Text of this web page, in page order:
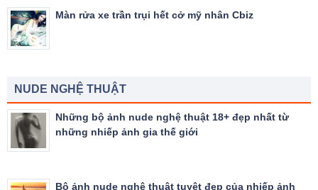
Màn rửa xe trần trụi hết cở mỹ nhân Cbiz
NUDE NGHỆ THUẬT
Những bộ ảnh nude nghệ thuật 18+ đẹp nhất từ
những nhiếp ảnh gia thế giới
Bộ ảnh nude nghệ thuật tuyệt đẹp của nhiếp ảnh